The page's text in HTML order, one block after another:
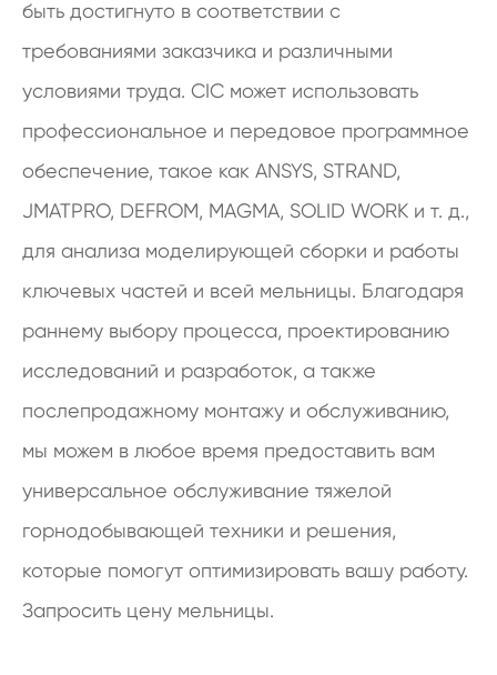
быть достигнуто в соответствии с
требованиями заказчика и различными
условиями труда. CIC может использовать
профессиональное и передовое программное
обеспечение, такое как ANSYS, STRAND,
JMATPRO, DEFROM, MAGMA, SOLID WORK и т. д.,
для анализа моделирующей сборки и работы
ключевых частей и всей мельницы. Благодаря
раннему выбору процесса, проектированию
исследований и разработок, а также
послепродажному монтажу и обслуживанию,
мы можем в любое время предоставить вам
универсальное обслуживание тяжелой
горнодобывающей техники и решения,
которые помогут оптимизировать вашу работу.
Запросить цену мельницы.